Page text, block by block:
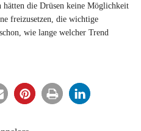
die Drüsen keine Möglichkeit
freizusetzen, die wichtige
wie lange welcher Trend